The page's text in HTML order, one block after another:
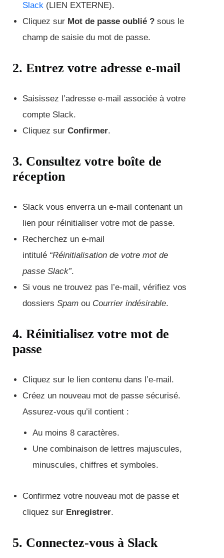
Slack (LIEN EXTERNE).
Cliquez sur Mot de passe oublié ? sous le
champ de saisie du mot de passe.
2. Entrez votre adresse e-mail
Saisissez l’adresse e-mail associée à votre
compte Slack.
Cliquez sur Confirmer.
3. Consultez votre boîte de
réception
Slack vous enverra un e-mail contenant un
lien pour réinitialiser votre mot de passe.
Recherchez un e-mail
intitulé “Réinitialisation de votre mot de
passe Slack”.
Si vous ne trouvez pas l’e-mail, vérifiez vos
dossiers Spam ou Courrier indésirable.
4. Réinitialisez votre mot de
passe
Cliquez sur le lien contenu dans l’e-mail.
Créez un nouveau mot de passe sécurisé.
Assurez-vous qu’il contient :
Au moins 8 caractères.
Une combinaison de lettres majuscules,
minuscules, chiffres et symboles.
Confirmez votre nouveau mot de passe et
cliquez sur Enregistrer.
5. Connectez-vous à Slack